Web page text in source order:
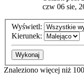
czw 06 sie,
Wyświetl:
Kierunek:
Znaleziono więcej niż